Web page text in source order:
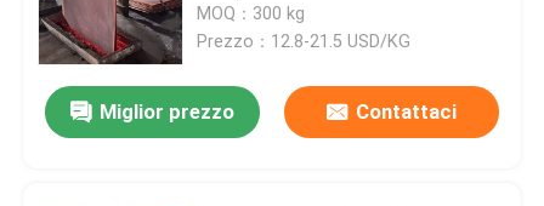
rame
MOQ：300 kg
Prezzo：12.8-21.5 USD/KG
Miglior prezzo Contattaci